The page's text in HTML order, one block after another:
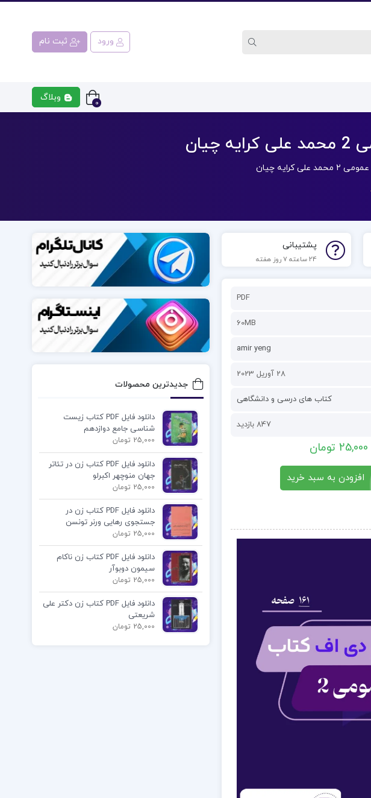
ورود ثبت نام
0 وبلاگ
پشتیبانی
24 ساعته 7 روز هفته
PDF
60MB
amir yeng
28 آوریل 2023
کتاب های درسی و دانشگاهی
847 بازدید
25,000 تومان
افزودن به سبد خرید
جدیدترین محصولات
دانلود فایل PDF کتاب زیست
شناسی جامع دوازدهم
25,000 تومان
دانلود فایل PDF کتاب زن در تئاتر
جهان منوچهر اکبرلو
25,000 تومان
دانلود فایل PDF کتاب زن در
جستجوی رهایی ورنر تونسن
25,000 تومان
دانلود فایل PDF کتاب زن ناکام
سیمون دوبوآر
25,000 تومان
دانلود فایل PDF کتاب زن دکتر علی
شریعتی
25,000 تومان